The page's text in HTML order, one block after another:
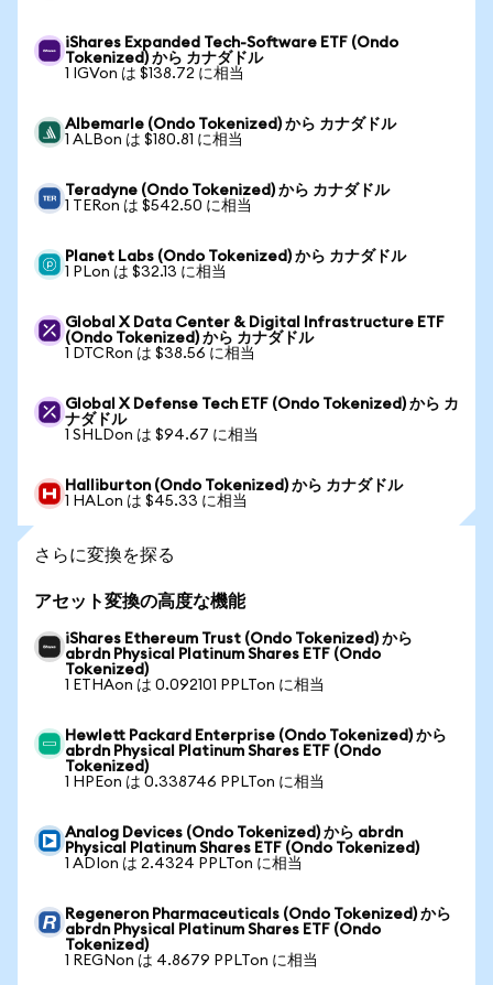
iShares Expanded Tech-Software ETF (Ondo
Tokenized) から カナダドル
1 IGVon は $138.72 に相当
Albemarle (Ondo Tokenized) から カナダドル
1 ALBon は $180.81 に相当
Teradyne (Ondo Tokenized) から カナダドル
1 TERon は $542.50 に相当
Planet Labs (Ondo Tokenized) から カナダドル
1 PLon は $32.13 に相当
Global X Data Center & Digital Infrastructure ETF
(Ondo Tokenized) から カナダドル
1 DTCRon は $38.56 に相当
Global X Defense Tech ETF (Ondo Tokenized) から カ
ナダドル
1 SHLDon は $94.67 に相当
Halliburton (Ondo Tokenized) から カナダドル
1 HALon は $45.33 に相当
さらに変換を探る
アセット変換の高度な機能
iShares Ethereum Trust (Ondo Tokenized) から
abrdn Physical Platinum Shares ETF (Ondo
Tokenized)
1 ETHAon は 0.092101 PPLTon に相当
Hewlett Packard Enterprise (Ondo Tokenized) から
abrdn Physical Platinum Shares ETF (Ondo
Tokenized)
1 HPEon は 0.338746 PPLTon に相当
Analog Devices (Ondo Tokenized) から abrdn
Physical Platinum Shares ETF (Ondo Tokenized)
1 ADIon は 2.4324 PPLTon に相当
Regeneron Pharmaceuticals (Ondo Tokenized) から
abrdn Physical Platinum Shares ETF (Ondo
Tokenized)
1 REGNon は 4.8679 PPLTon に相当